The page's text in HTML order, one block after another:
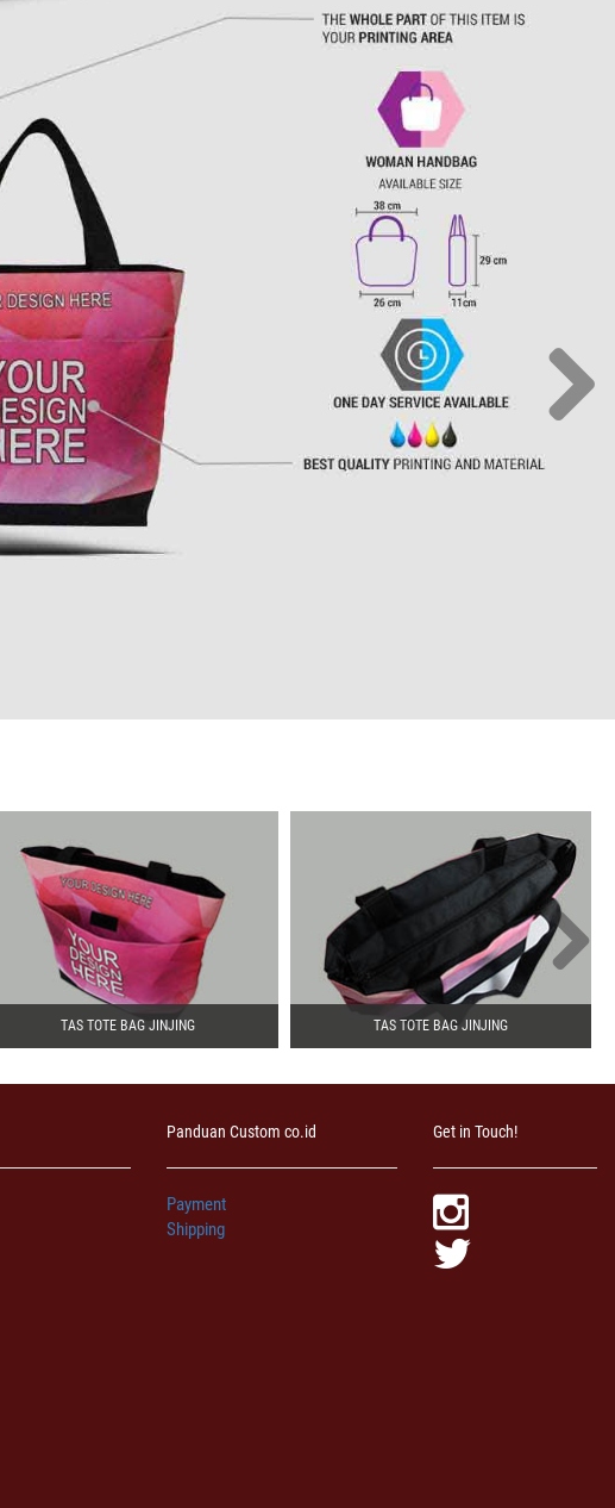
TAS TOTE BAG JINJING TAS TOTE BAG JINJING
Panduan Custom co.id
Payment
Shipping
Get in Touch!